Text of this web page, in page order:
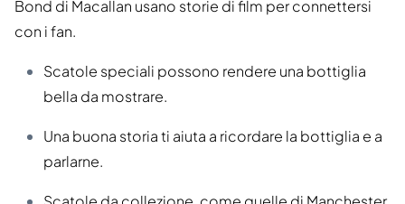
Bond di Macallan usano storie di film per connettersi
con i fan.
Scatole speciali possono rendere una bottiglia
bella da mostrare.
Una buona storia ti aiuta a ricordare la bottiglia e a
parlarne.